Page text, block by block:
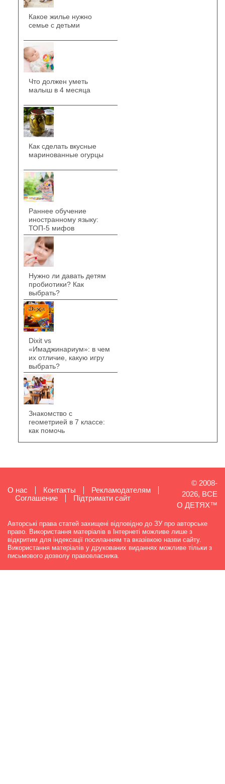
Какое жилье нужно
семье с детьми
Что должен уметь
малыш в 4 месяца
Как сделать вкусные
маринованные огурцы
Раннее обучение
иностранному языку:
ТОП-5 мифов
Нужно ли давать детям
пробиотики? Как
выбрать?
Dixit vs
«Имаджинариум»: в чем
их отличие, какую игру
выбрать?
Знакомство с
геометрией в 7 классе:
как помочь
О нас Контакты
Рекламодателям
Cоглашение
Підтримати сайт
© 2008-
2026, ВСЕ
О ДЕТЯХ™
Авторські права статей захищені відповідно до ЗУ про авторське
право. Використання матеріалів в Інтернеті можливе лише з
відкритим для індексації посиланням та вказівкою назви сайту.
Використання матеріалів у друкованих виданнях можливе тільки з
письмового дозволу правовласника.